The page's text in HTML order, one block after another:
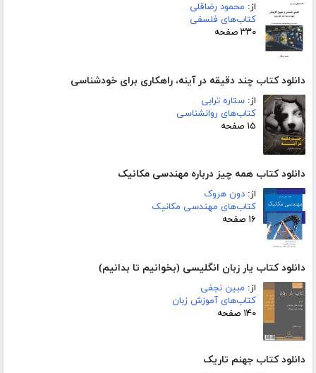
از: محمود رضاقلی
کتاب‌های فلسفی
۳۳۰ صفحه
دانلود کتاب چند دقیقه در آینه، راهکاری برای خودشناسی
از: ستاره ترابی
کتاب‌های روانشناسی
۱۵ صفحه
دانلود کتاب همه چیز درباره مهندسی مکانیک
از: دون هروک
کتاب‌های مهندسی مکانیک
۱۶ صفحه
دانلود کتاب یار زبان انگلیسی (بخوانیم تا بدانیم)
از: مبین نجفی
کتاب‌های آموزش زبان
۱۴۰ صفحه
دانلود کتاب جهنم تاریک